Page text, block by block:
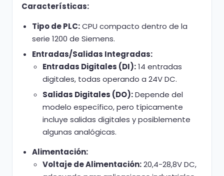
Características:
Tipo de PLC:CPU compacto dentro de la
serie 1200 de Siemens.
Entradas/Salidas Integradas:
Entradas Digitales (DI):14 entradas
digitales, todas operando a 24V DC.
Salidas Digitales (DO):Depende del
modelo específico, pero típicamente
incluye salidas digitales y posiblemente
algunas analógicas.
Alimentación:
Voltaje de Alimentación:20,4-28,8V DC,